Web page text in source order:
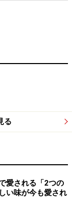
る
愛される「2つの
い味が今も愛され